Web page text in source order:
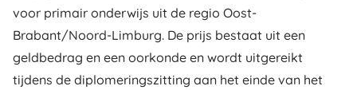
voor primair onderwijs uit de regio Oost-
Brabant/Noord-Limburg. De prijs bestaat uit een
geldbedrag en een oorkonde en wordt uitgereikt
tijdens de diplomeringszitting aan het einde van het